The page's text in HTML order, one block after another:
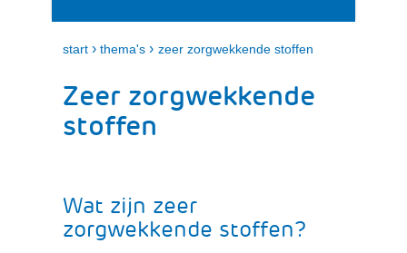
e
n
t
k
p
start › thema's › zeer zorgwekkende stoffen
Zeer zorgwekkende
stoffen
Wat zijn zeer
zorgwekkende stoffen?